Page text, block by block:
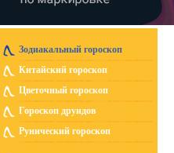
Зодиакальный гороскоп
Китайский гороскоп
Цветочный гороскоп
Гороскоп друидов
Рунический гороскоп